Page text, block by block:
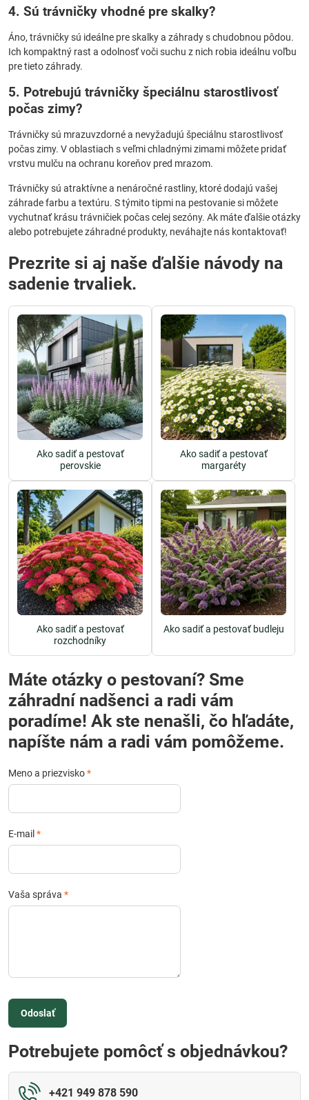
4. Sú trávničky vhodné pre skalky?
Áno, trávničky sú ideálne pre skalky a záhrady s chudobnou pôdou.
Ich kompaktný rast a odolnosť voči suchu z nich robia ideálnu voľbu
pre tieto záhrady.
5. Potrebujú trávničky špeciálnu starostlivosť
počas zimy?
Trávničky sú mrazuvzdorné a nevyžadujú špeciálnu starostlivosť
počas zimy. V oblastiach s veľmi chladnými zimami môžete pridať
vrstvu mulču na ochranu koreňov pred mrazom.
Trávničky sú atraktívne a nenáročné rastliny, ktoré dodajú vašej
záhrade farbu a textúru. S týmito tipmi na pestovanie si môžete
vychutnať krásu trávničiek počas celej sezóny. Ak máte ďalšie otázky
alebo potrebujete záhradné produkty, neváhajte nás kontaktovať!
Prezrite si aj naše ďalšie návody na
sadenie trvaliek.
Ako sadiť a pestovať
perovskie
Ako sadiť a pestovať
margaréty
Ako sadiť a pestovať
rozchodníky
Ako sadiť a pestovať budleju
Máte otázky o pestovaní? Sme
záhradní nadšenci a radi vám
poradíme! Ak ste nenašli, čo hľadáte,
napíšte nám a radi vám pomôžeme.
Meno a priezvisko*
E-mail *
Vaša správa *
Odoslať
Potrebujete pomôcť s objednávkou?
+421 949 878 590